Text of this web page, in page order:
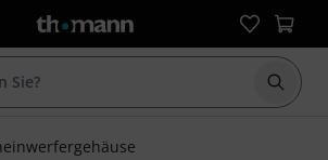
Suche